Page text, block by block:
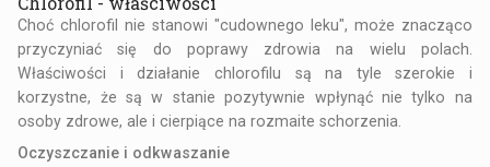
Choć chlorofil nie stanowi "cudownego leku", może znacząco
przyczyniać się do poprawy zdrowia na wielu polach.
Właściwości i działanie chlorofilu są na tyle szerokie i
korzystne, że są w stanie pozytywnie wpłynąć nie tylko na
osoby zdrowe, ale i cierpiące na rozmaite schorzenia.
Oczyszczanie i odkwaszanie